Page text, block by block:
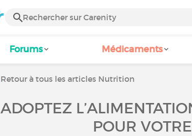
Forums Médicaments
Retour à tous les articles Nutrition
ADOPTEZ
POUR